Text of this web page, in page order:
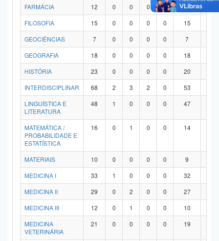
FARMÁCIA
12 0 0 0 0 12
FILOSOFIA
15 0 0 0 0 15
GEOCIÊNCIAS
7 0 0 0 0 7
GEOGRAFIA
18 0 0 0 0 18
HISTÓRIA
23 0 0 0 0 20
INTERDISCIPLINAR
68 2 3 2 0 53
LINGUÍSTICA E
LITERATURA
48 1 0 0 0 47
MATEMÁTICA /
PROBABILIDADE E
ESTATÍSTICA
16 0 1 0 0 14
MATERIAIS 10 0 0 0 0 9
MEDICINA I
33 1 0 0 0 32
MEDICINA II
29 0 2 0 0 27
MEDICINA III
12 0 1 0 0 10
MEDICINA
VETERINÁRIA
21 0 0 0 0 19